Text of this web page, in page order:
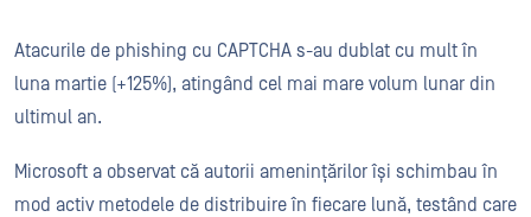
Atacurile de phishing cu CAPTCHA s-au dublat cu mult în
luna martie (+125%), atingând cel mai mare volum lunar din
ultimul an.
Microsoft a observat că autorii amenințărilor își schimbau în
mod activ metodele de distribuire în fiecare lună, testând care